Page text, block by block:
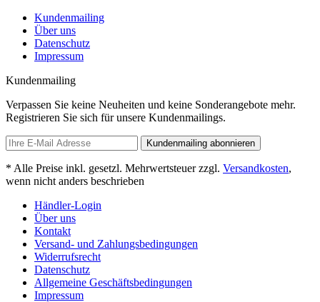
Kundenmailing
Über uns
Datenschutz
Impressum
Kundenmailing
Verpassen Sie keine Neuheiten und keine Sonderangebote mehr.
Registrieren Sie sich für unsere Kundenmailings.
Kundenmailing abonnieren
* Alle Preise inkl. gesetzl. Mehrwertsteuer zzgl. Versandkosten,
wenn nicht anders beschrieben
Händler-Login
Über uns
Kontakt
Versand- und Zahlungsbedingungen
Widerrufsrecht
Datenschutz
Allgemeine Geschäftsbedingungen
Impressum